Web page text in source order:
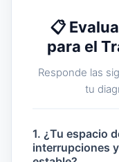
📋
para el
Responde las
tu
1. ¿Tu espacio
interrupciones